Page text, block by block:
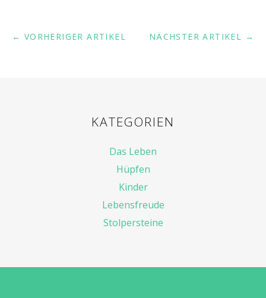
NÄCHSTER ARTIKEL →
← VORHERIGER ARTIKEL
KATEGORIEN
Das Leben
Hüpfen
Kinder
Lebensfreude
Stolpersteine